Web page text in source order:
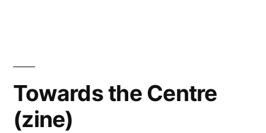
Towards the Centre
(zine)